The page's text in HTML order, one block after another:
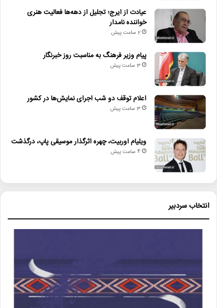
عیادت از ایرج؛ تجلیل از دهه‌ها فعالیت هنری
خواننده نامدار
2 ساعت پیش
پیام وزیر فرهنگ به مناسبت روز خبرنگار
3 ساعت پیش
اعلام توقف دو شب اجرای نمایش‌ها در کشور
3 ساعت پیش
ویلیام اوربیت، چهره اثرگذار موسیقی پاپ، درگذشت
4 ساعت پیش
انتخاب سردبیر